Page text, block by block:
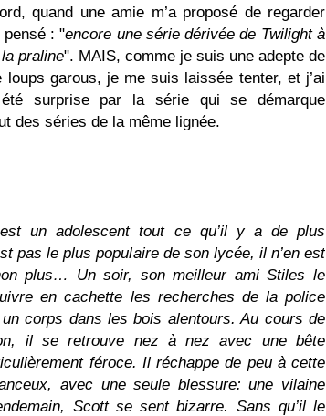
quand une amie m’a proposé de regarder
pensé : "encore une série dérivée de Twilight à
praline". MAIS, comme je suis une adepte de
loups garous, je me suis laissée tenter, et j’ai
été surprise par la série qui se démarque
des séries de la même lignée.
un adolescent tout ce qu’il y a de plus
pas le plus populaire de son lycée, il n’en est
plus… Un soir, son meilleur ami Stiles le
en cachette les recherches de la police
corps dans les bois alentours. Au cours de
il se retrouve nez à nez avec une bête
féroce. Il réchappe de peu à cette
avec une seule blessure: une vilaine
Scott se sent bizarre. Sans qu’il le